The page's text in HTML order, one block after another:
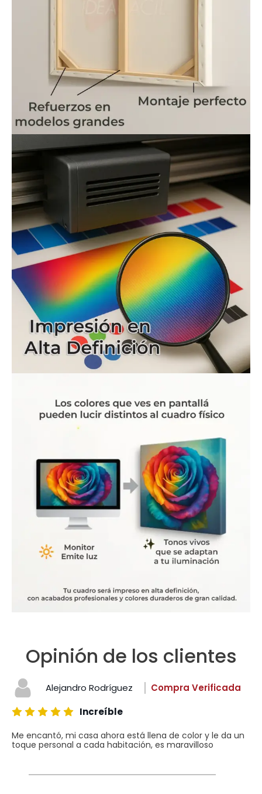
Opinión de los clientes
Alejandro Rodríguez
Compra Verificada
Increíble
Me encantó, mi casa ahora está llena de color y le da un
toque personal a cada habitación, es maravilloso